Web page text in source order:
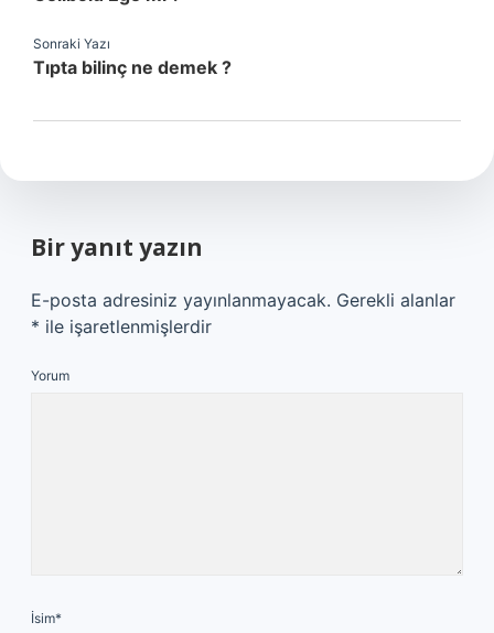
Sonraki Yazı
Tıpta bilinç ne demek ?
Bir yanıt yazın
E-posta adresiniz yayınlanmayacak. Gerekli alanlar
* ile işaretlenmişlerdir
Yorum
İsim*